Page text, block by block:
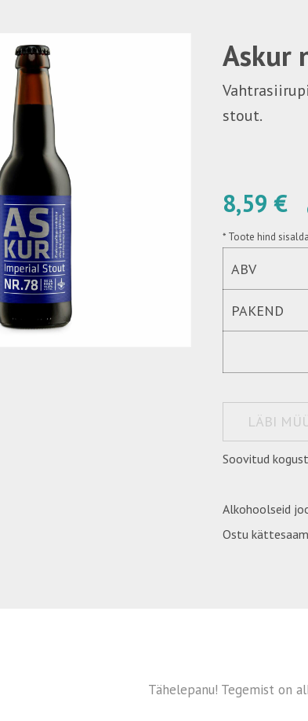
Askur
stout.
8,59 €
* Toote hind
ABV
PAKEND
LÄBI
Soovitud
Alkohoolseid
Ostu
Tähelepanu! Tegemist on